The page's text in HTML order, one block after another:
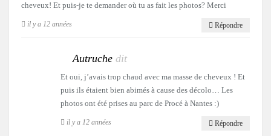
cheveux! Et puis-je te demander où tu as fait les photos? Merci
il y a 12 années Répondre
Autruche dit
Et oui, j’avais trop chaud avec ma masse de cheveux ! Et
puis ils étaient bien abimés à cause des décolo… Les
photos ont été prises au parc de Procé à Nantes :)
il y a 12 années Répondre